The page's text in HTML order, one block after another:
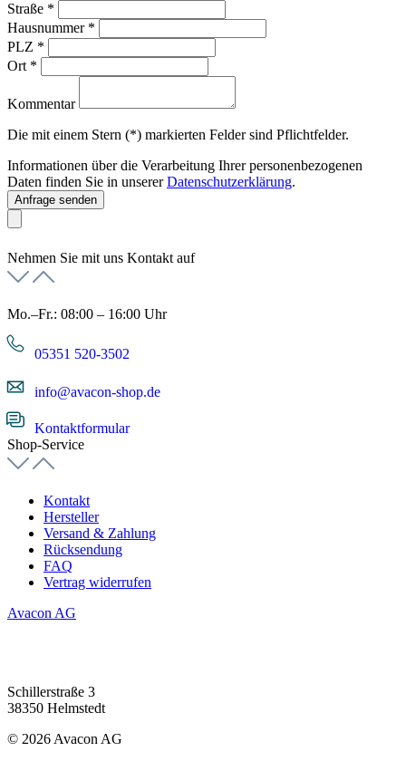
Straße *
Hausnummer *
PLZ *
Ort *
Kommentar
Die mit einem Stern (*) markierten Felder sind Pflichtfelder.
Informationen über die Verarbeitung Ihrer personenbezogenen
Daten finden Sie in unsererDatenschutzerklärung.
Anfrage senden
Nehmen Sie mit uns Kontakt auf
Mo.–Fr.: 08:00 – 16:00 Uhr
05351 520-3502
info@avacon-shop.de
Kontaktformular
Shop-Service
Kontakt
Hersteller
Versand & Zahlung
Rücksendung
FAQ
Vertrag widerrufen
Avacon AG
Schillerstraße 3
38350 Helmstedt
© 2026 Avacon AG